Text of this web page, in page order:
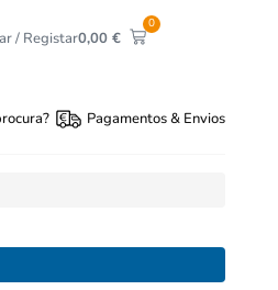
/ Registar0,00€
0
Pagamentos & Envios